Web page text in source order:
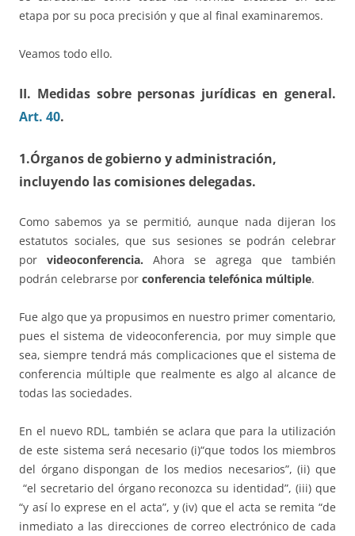
etapa por su poca precisión y que al final examinaremos.
Veamos todo ello.
II. Medidas sobre personas jurídicas en general.
Art. 40.
1.Órganos de gobierno y administración,
incluyendo las comisiones delegadas.
Como sabemos ya se permitió, aunque nada dijeran los
estatutos sociales, que sus sesiones se podrán celebrar
por videoconferencia. Ahora se agrega que también
podrán celebrarse por conferencia telefónica múltiple.
Fue algo que ya propusimos en nuestro primer comentario,
pues el sistema de videoconferencia, por muy simple que
sea, siempre tendrá más complicaciones que el sistema de
conferencia múltiple que realmente es algo al alcance de
todas las sociedades.
En el nuevo RDL, también se aclara que para la utilización
de este sistema será necesario (i)“que todos los miembros
del órgano dispongan de los medios necesarios”, (ii) que
“el secretario del órgano reconozca su identidad”, (iii) que
“y así lo exprese en el acta”, y (iv) que el acta se remita “de
inmediato a las direcciones de correo electrónico de cada